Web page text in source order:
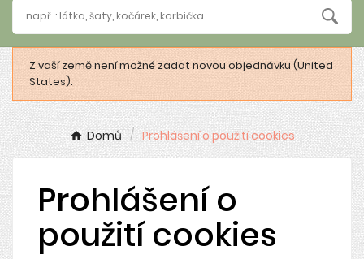
Z vaší země není možné zadat novou objednávku (United
States).
Domů Prohlášení o použití cookies
Prohlášení o
použití cookies